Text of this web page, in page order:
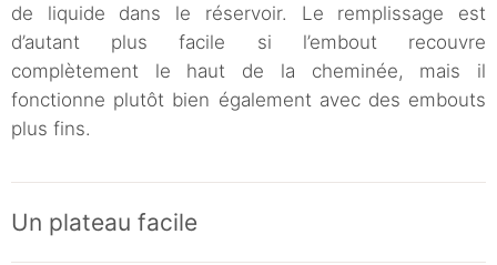
de liquide dans le réservoir. Le remplissage est
d’autant plus facile si l’embout recouvre
complètement le haut de la cheminée, mais il
fonctionne plutôt bien également avec des embouts
plus fins.
Un plateau facile